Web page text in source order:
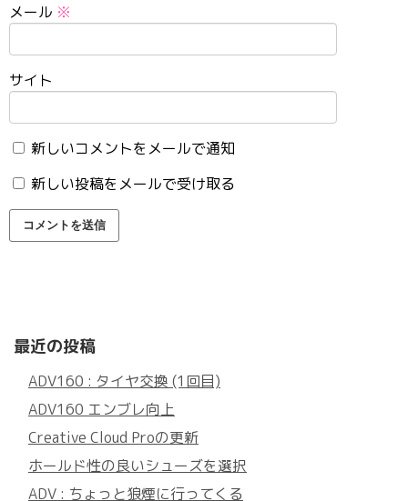
メール ※
サイト
新しいコメントをメールで通知
新しい投稿をメールで受け取る
最近の投稿
ADV160 : タイヤ交換 (1回目)
ADV160 エンブレ向上
Creative Cloud Proの更新
ホールド性の良いシューズを選択
ADV : ちょっと狼煙に行ってくる